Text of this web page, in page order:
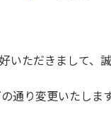
いただきまして、
通り変更いたします